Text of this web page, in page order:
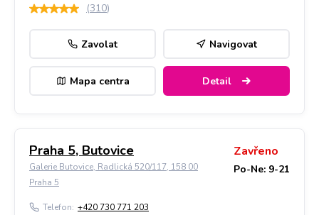
(310)
Zavolat Navigovat
Mapa centra Detail
Praha 5, Butovice
Galerie Butovice, Radlická 520/117, 158 00
Praha 5
Zavřeno
Po-Ne: 9-21
Telefon: +420 730 771 203